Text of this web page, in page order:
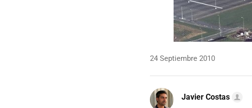
24 Septiembre 2010
Javier Costas